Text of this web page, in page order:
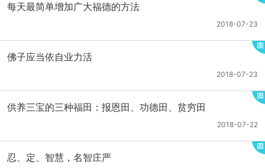
每天最简单增加广大福德的方法
2018-07-23
佛子应当依自业力活
2018-07-23
供养三宝的三种福田：报恩田、功德田、贫穷田
2018-07-22
忍、定、智慧，名智庄严